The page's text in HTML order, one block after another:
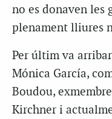
no es donaven les
plenament lliures
Per últim va
Mónica García,
Boudou,
Kirchner i